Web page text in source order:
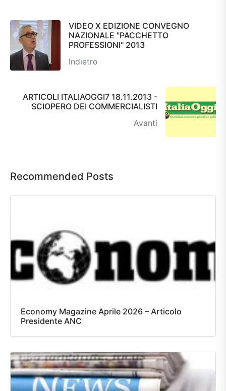
VIDEO X EDIZIONE CONVEGNO
NAZIONALE "PACCHETTO
PROFESSIONI" 2013
Indietro
ARTICOLI ITALIAOGGI7 18.11.2013 -
SCIOPERO DEI COMMERCIALISTI
Avanti
Recommended Posts
Economy Magazine Aprile 2026 – Articolo
Presidente ANC